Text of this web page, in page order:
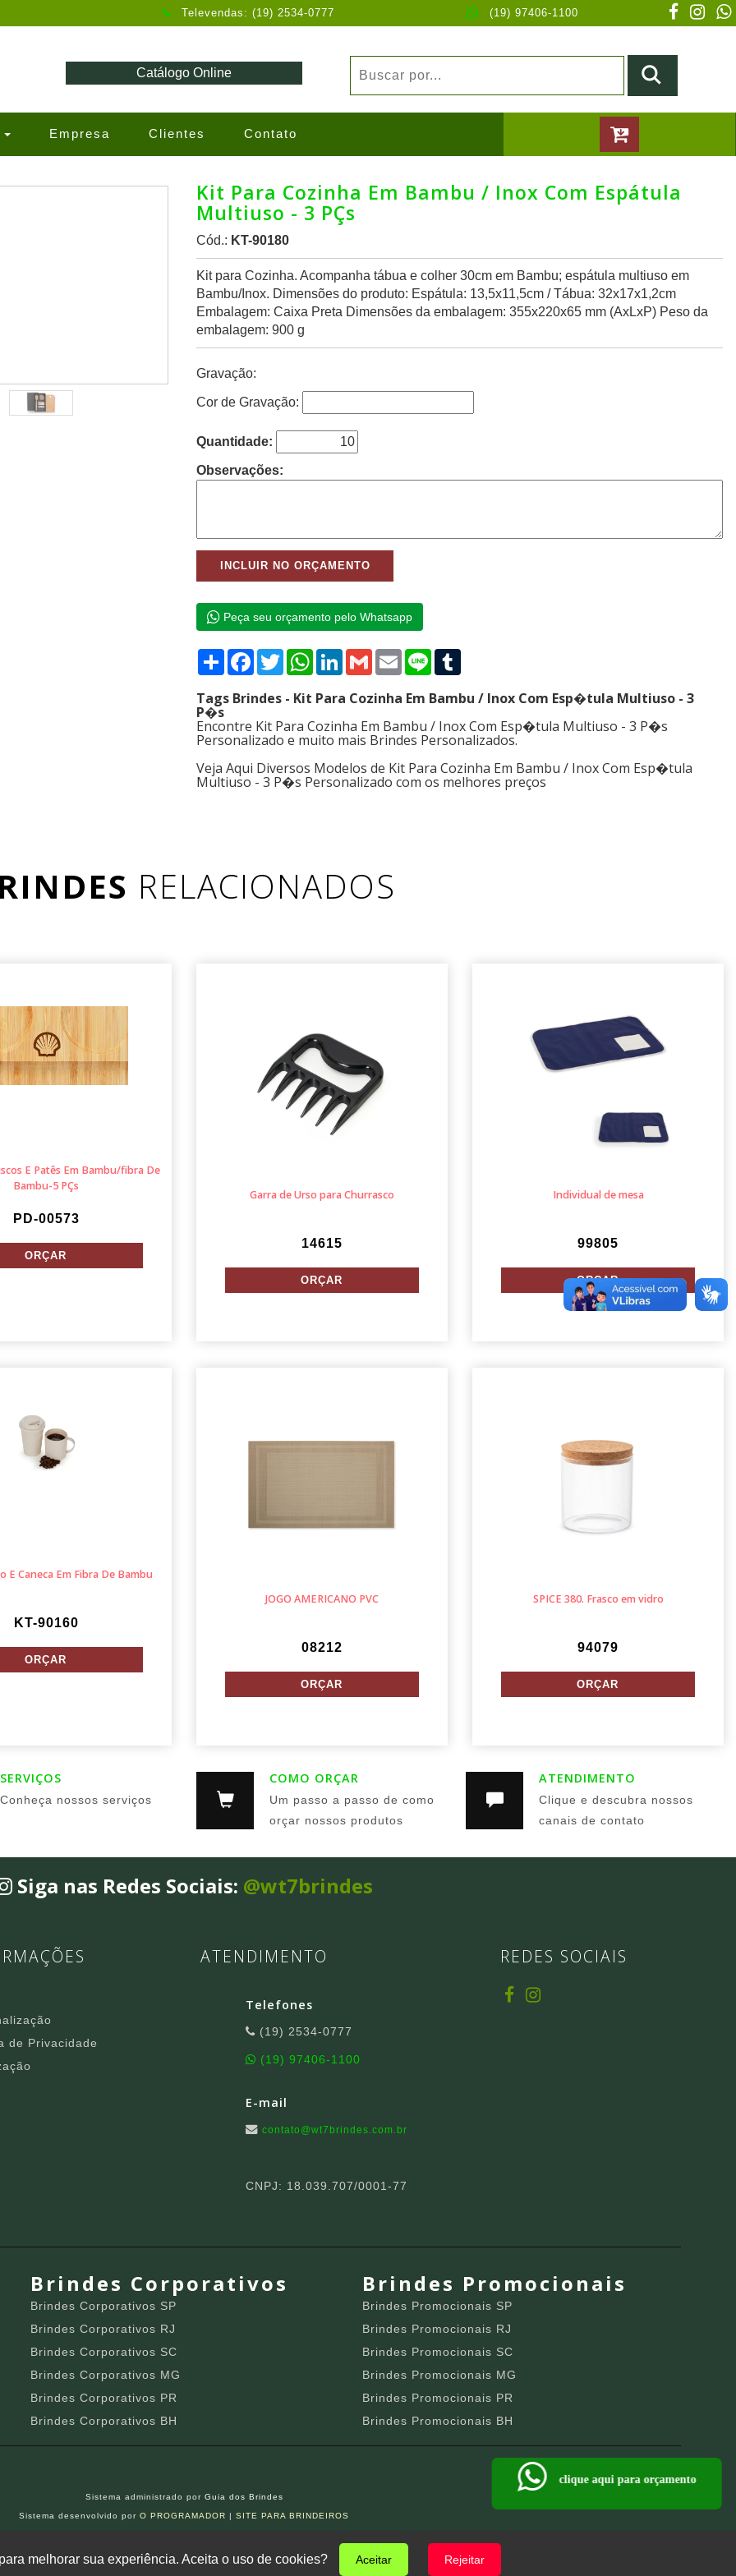
Televendas: (19) 2534-0777 (19) 97406-1100
Catálogo Online
Empresa Clientes Contato
Kit Para Cozinha Em Bambu / Inox Com Espátula
Multiuso - 3 PÇs
Cód.: KT-90180
Kit para Cozinha. Acompanha tábua e colher 30cm em Bambu; espátula multiuso em
Bambu/Inox. Dimensões do produto: Espátula: 13,5x11,5cm / Tábua: 32x17x1,2cm
Embalagem: Caixa Preta Dimensões da embalagem: 355x220x65 mm (AxLxP) Peso da
embalagem: 900 g
Gravação:
Cor de Gravação:
Quantidade:
Observações:
Peça seu orçamento pelo Whatsapp
Compartilhar
Facebook
TwitterWhatsApp
LinkedIn
GmailEmailLine
Tags Brindes - Kit Para Cozinha Em Bambu / Inox Com Esp�tula Multiuso - 3
P�s
Encontre Kit Para Cozinha Em Bambu / Inox Com Esp�tula Multiuso - 3 P�s
Personalizado e muito mais Brindes Personalizados.
Veja Aqui Diversos Modelos de Kit Para Cozinha Em Bambu / Inox Com Esp�tula
Multiuso - 3 P�s Personalizado com os melhores preços
RELACIONADOS
E Patês Em Bambu/fibra De
Bambu-5 PÇs
PD-00573
Garra de Urso para Churrasco
14615
Individual de mesa
99805
E Caneca Em Fibra De Bambu
KT-90160
JOGO AMERICANO PVC
08212
SPICE 380. Frasco em vidro
94079
SERVIÇOS
Conheça nossos serviços
COMO ORÇAR
Um passo a passo de como
orçar nossos produtos
ATENDIMENTO
Clique e descubra nossos
canais de contato
Siga nas Redes Sociais: @wt7brindes
de Privacidade
ATENDIMENTO
Telefones
(19) 2534-0777
(19) 97406-1100
E-mail
contato@wt7brindes.com.br
CNPJ: 18.039.707/0001-77
REDES SOCIAIS
Brindes Corporativos
Brindes Corporativos SP
Brindes Corporativos RJ
Brindes Corporativos SC
Brindes Corporativos MG
Brindes Corporativos PR
Brindes Corporativos BH
Brindes Promocionais
Brindes Promocionais SP
Brindes Promocionais RJ
Brindes Promocionais SC
Brindes Promocionais MG
Brindes Promocionais PR
Brindes Promocionais BH
Sistema administrado por Guia dos Brindes
Sistema desenvolvido por O PROGRAMADOR | SITE PARA BRINDEIROS
clique aqui para orçamento
melhorar sua experiência. Aceita o uso de cookies? Aceitar Rejeitar